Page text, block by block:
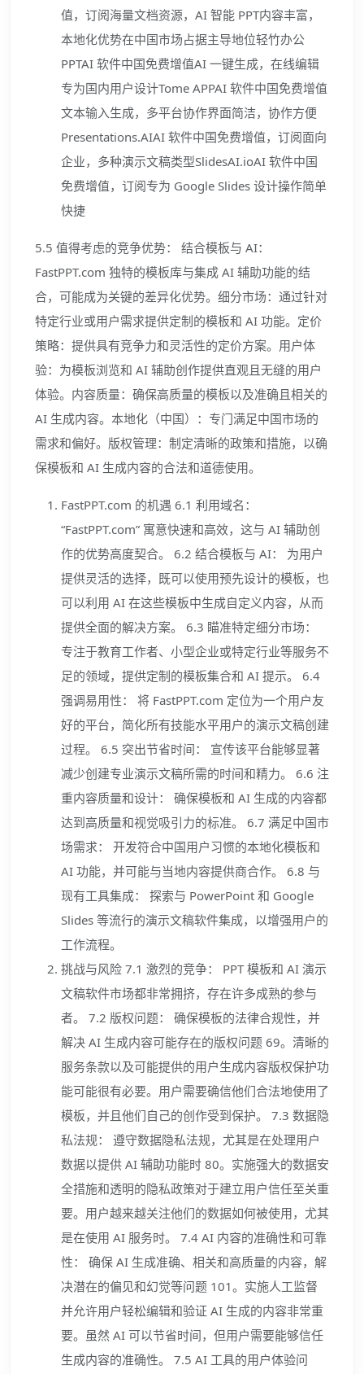
值，订阅海量文档资源，AI 智能 PPT内容丰富，
本地化优势在中国市场占据主导地位轻竹办公
PPTAI 软件中国免费增值AI 一键生成，在线编辑
专为国内用户设计Tome APPAI 软件中国免费增值
文本输入生成，多平台协作界面简洁，协作方便
Presentations.AIAI 软件中国免费增值，订阅面向
企业，多种演示文稿类型SlidesAI.ioAI 软件中国
免费增值，订阅专为 Google Slides 设计操作简单
快捷
5.5 值得考虑的竞争优势： 结合模板与 AI：
FastPPT.com 独特的模板库与集成 AI 辅助功能的结
合，可能成为关键的差异化优势。细分市场：通过针对
特定行业或用户需求提供定制的模板和 AI 功能。定价
策略：提供具有竞争力和灵活性的定价方案。用户体
验：为模板浏览和 AI 辅助创作提供直观且无缝的用户
体验。内容质量：确保高质量的模板以及准确且相关的
AI 生成内容。本地化（中国）：专门满足中国市场的
需求和偏好。版权管理：制定清晰的政策和措施，以确
保模板和 AI 生成内容的合法和道德使用。
FastPPT.com 的机遇 6.1 利用域名：
“FastPPT.com” 寓意快速和高效，这与 AI 辅助创
作的优势高度契合。 6.2 结合模板与 AI： 为用户
提供灵活的选择，既可以使用预先设计的模板，也
可以利用 AI 在这些模板中生成自定义内容，从而
提供全面的解决方案。 6.3 瞄准特定细分市场：
专注于教育工作者、小型企业或特定行业等服务不
足的领域，提供定制的模板集合和 AI 提示。 6.4
强调易用性： 将 FastPPT.com 定位为一个用户友
好的平台，简化所有技能水平用户的演示文稿创建
过程。 6.5 突出节省时间： 宣传该平台能够显著
减少创建专业演示文稿所需的时间和精力。 6.6 注
重内容质量和设计： 确保模板和 AI 生成的内容都
达到高质量和视觉吸引力的标准。 6.7 满足中国市
场需求： 开发符合中国用户习惯的本地化模板和
AI 功能，并可能与当地内容提供商合作。 6.8 与
现有工具集成： 探索与 PowerPoint 和 Google
Slides 等流行的演示文稿软件集成，以增强用户的
工作流程。
挑战与风险 7.1 激烈的竞争： PPT 模板和 AI 演示
文稿软件市场都非常拥挤，存在许多成熟的参与
者。 7.2 版权问题： 确保模板的法律合规性，并
解决 AI 生成内容可能存在的版权问题 69。清晰的
服务条款以及可能提供的用户生成内容版权保护功
能可能很有必要。用户需要确信他们合法地使用了
模板，并且他们自己的创作受到保护。 7.3 数据隐
私法规： 遵守数据隐私法规，尤其是在处理用户
数据以提供 AI 辅助功能时 80。实施强大的数据安
全措施和透明的隐私政策对于建立用户信任至关重
要。用户越来越关注他们的数据如何被使用，尤其
是在使用 AI 服务时。 7.4 AI 内容的准确性和可靠
性： 确保 AI 生成准确、相关和高质量的内容，解
决潜在的偏见和幻觉等问题 101。实施人工监督
并允许用户轻松编辑和验证 AI 生成的内容非常重
要。虽然 AI 可以节省时间，但用户需要能够信任
生成内容的准确性。 7.5 AI 工具的用户体验问